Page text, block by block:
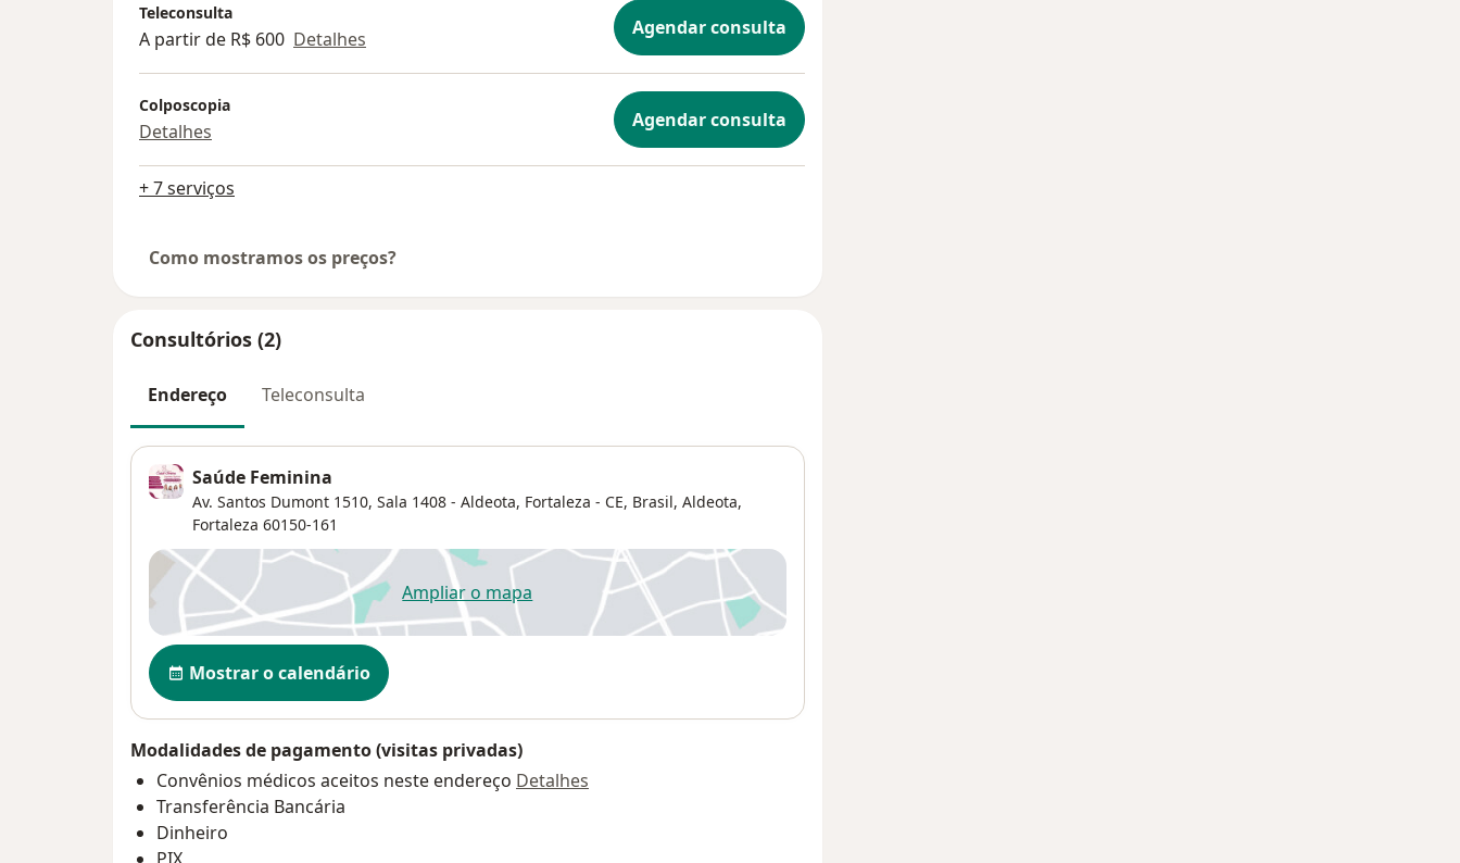
Teleconsulta
A partir de R$ 600 Detalhes Agendar consulta
Colposcopia
Detalhes Agendar consulta
+ 7 serviços
Como mostramos os preços?
Consultórios (2)
Endereço Teleconsulta
Saúde Feminina
Av. Santos Dumont 1510, Sala 1408 - Aldeota, Fortaleza - CE, Brasil, Aldeota,
Fortaleza 60150-161
Ampliar o mapaabre num novo separador
Disponibilidade
Mostrar o calendário
Modalidades de pagamento (visitas privadas)
Convênios médicos aceitos neste endereço Detalhes
Transferência Bancária
Dinheiro